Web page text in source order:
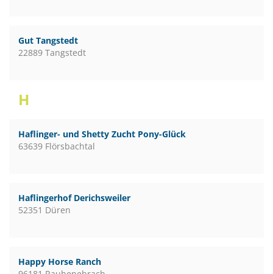
Gut Tangstedt
22889 Tangstedt
H
Haflinger- und Shetty Zucht Pony-Glück
63639 Flörsbachtal
Haflingerhof Derichsweiler
52351 Düren
Happy Horse Ranch